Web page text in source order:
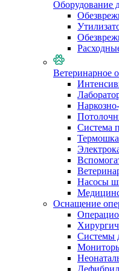
Оборудование
Ветеринарное
Система
Насосы
Оснащение
Системы